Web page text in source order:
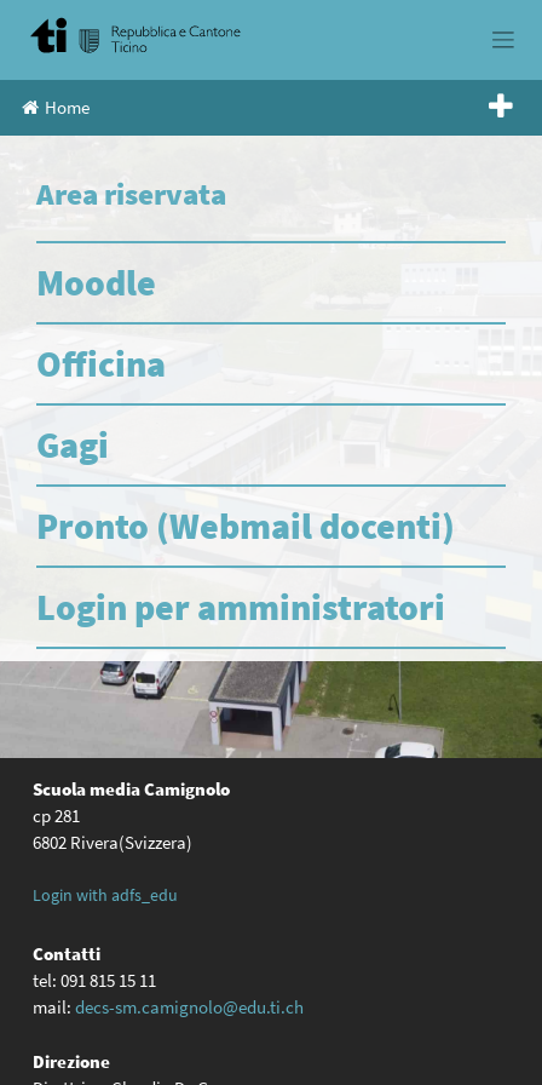
Home
Area riservata
Moodle
Officina
Gagi
Pronto (Webmail docenti)
Login per amministratori
Scuola media Camignolo
cp 281
6802 Rivera(Svizzera)
Login with adfs_edu
Contatti
tel: 091 815 15 11
mail: decs-sm.camignolo@edu.ti.ch
Direzione